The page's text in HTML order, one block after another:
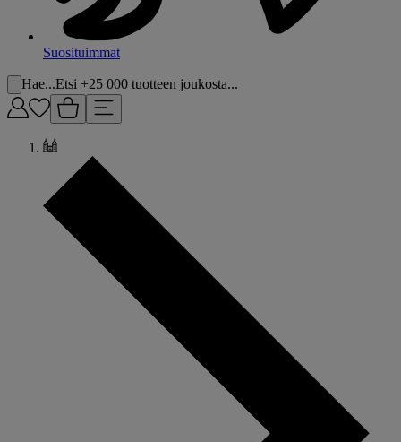
Suosituimmat
Hae...Etsi +25 000 tuotteen joukosta...